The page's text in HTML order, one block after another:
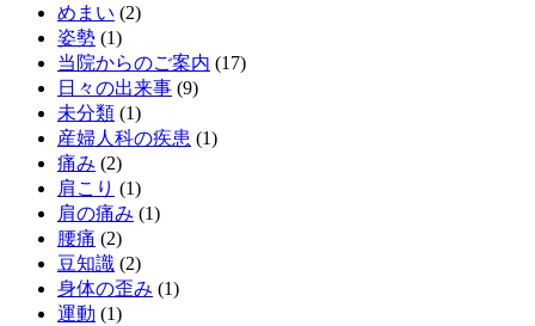
めまい (2)
姿勢 (1)
当院からのご案内 (17)
日々の出来事 (9)
未分類 (1)
産婦人科の疾患 (1)
痛み (2)
肩こり (1)
肩の痛み (1)
腰痛 (2)
豆知識 (2)
身体の歪み (1)
運動 (1)